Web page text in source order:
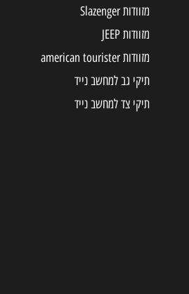
מזוודות Slazenger
מזוודות JEEP
מזוודות american tourister
תיקי גב למחשב נייד
תיקי צד למחשב נייד